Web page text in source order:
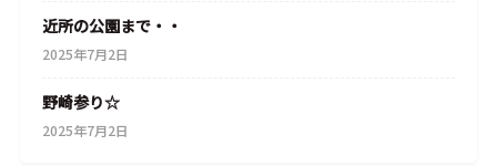
近所の公園まで・・
2025年7月2日
野崎参り☆
2025年7月2日